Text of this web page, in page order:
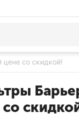
со скидкой!